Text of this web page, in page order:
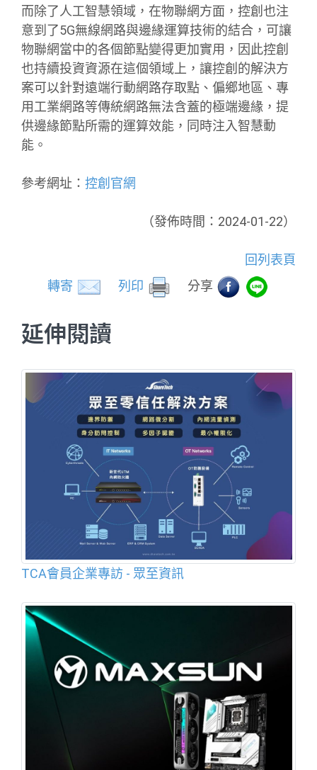
而除了人工智慧領域，在物聯網方面，控創也注
意到了5G無線網路與邊緣運算技術的結合，可讓
物聯網當中的各個節點變得更加實用，因此控創
也持續投資資源在這個領域上，讓控創的解決方
案可以針對遠端行動網路存取點、偏鄉地區、專
用工業網路等傳統網路無法含蓋的極端邊緣，提
供邊緣節點所需的運算效能，同時注入智慧動
能。
參考網址： 控創官網
（發佈時間：2024-01-22）
回列表頁
轉寄
列印 分享
延伸閱讀
TCA會員企業專訪 - 眾至資訊